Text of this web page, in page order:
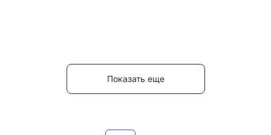
Показать еще